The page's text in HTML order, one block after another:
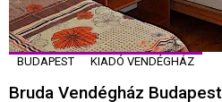
BUDAPEST KIADÓ VENDÉGHÁZ
Bruda Vendégház Budapest